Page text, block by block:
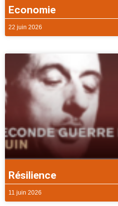
Economie
22 juin 2026
Résilience
11 juin 2026